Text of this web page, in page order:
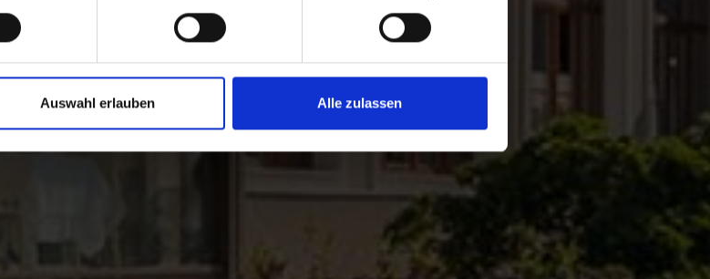
Auswahl erlauben Alle zulassen